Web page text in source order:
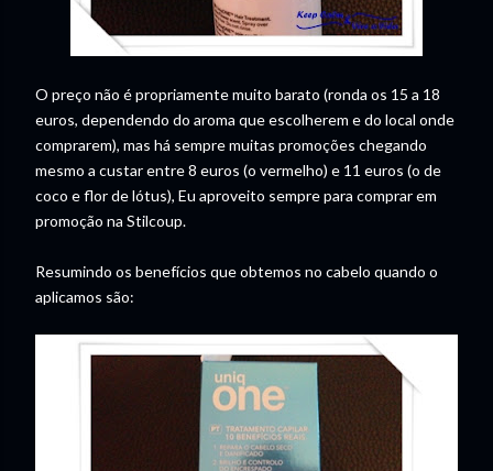
O preço não é propriamente muito barato (ronda os 15 a 18
euros, dependendo do aroma que escolherem e do local onde
comprarem), mas há sempre muitas promoções chegando
mesmo a custar entre 8 euros (o vermelho) e 11 euros (o de
coco e flor de lótus), Eu aproveito sempre para comprar em
promoção na Stilcoup.
Resumindo os benefícios que obtemos no cabelo quando o
aplicamos são: